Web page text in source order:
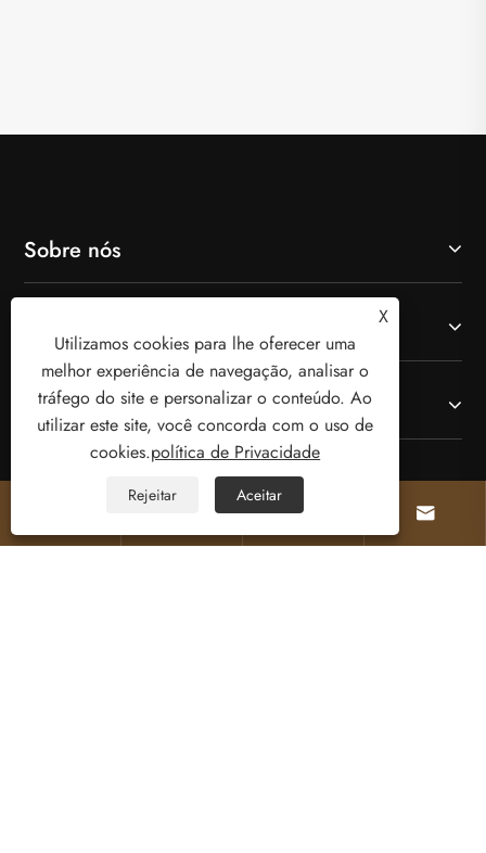
Sobre nós
Produtos
Contate-nos
 
X
Utilizamos cookies para lhe oferecer uma
melhor experiência de navegação, analisar o
tráfego do site e personalizar o conteúdo. Ao
utilizar este site, você concorda com o uso de
cookies.política de Privacidade
Rejeitar Aceitar